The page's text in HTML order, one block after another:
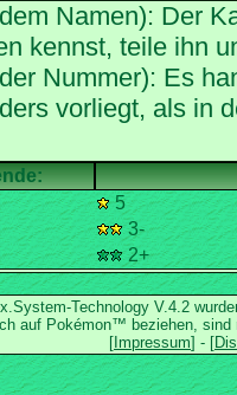
Namen): Der
Nummer): Es
5
3-
2+
Technology V.4.2
auf Pokémon™ beziehen, sind